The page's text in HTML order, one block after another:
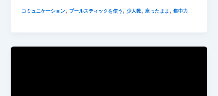
コミュニケーション, プールスティックを使う ,少人数,座ったまま,集中力